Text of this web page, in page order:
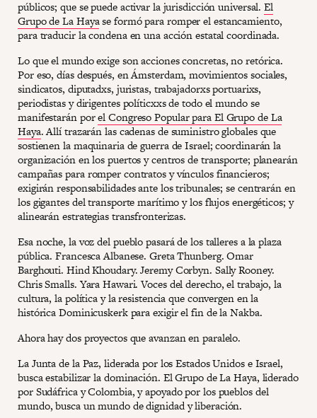
públicos; que se puede activar la jurisdicción universal.El
Grupo de La Hayase formó para romper el estancamiento,
para traducir la condena en una acción estatal coordinada.
Lo que el mundo exige son acciones concretas, no retórica.
Por eso, días después, en Ámsterdam, movimientos sociales,
sindicatos, diputadxs, juristas, trabajadorxs portuarixs,
periodistas y dirigentes políticxxs de todo el mundo se
manifestarán porel Congreso Popular para El Grupo de La
Haya. Allí trazarán las cadenas de suministro globales que
sostienen la maquinaria de guerra de Israel; coordinarán la
organización en los puertos y centros de transporte; planearán
campañas para romper contratos y vínculos financieros;
exigirán responsabilidades ante los tribunales; se centrarán en
los gigantes del transporte marítimo y los flujos energéticos; y
alinearán estrategias transfronterizas.
Esa noche, la voz del pueblo pasará de los talleres a la plaza
pública. Francesca Albanese. Greta Thunberg. Omar
Barghouti. Hind Khoudary. Jeremy Corbyn. Sally Rooney.
Chris Smalls. Yara Hawari. Voces del derecho, el trabajo, la
cultura, la política y la resistencia que convergen en la
histórica Dominicuskerk para exigir el fin de la Nakba.
Ahora hay dos proyectos que avanzan en paralelo.
La Junta de la Paz, liderada por los Estados Unidos e Israel,
busca estabilizar la dominación. El Grupo de La Haya, liderado
por Sudáfrica y Colombia, y apoyado por los pueblos del
mundo, busca un mundo de dignidad y liberación.